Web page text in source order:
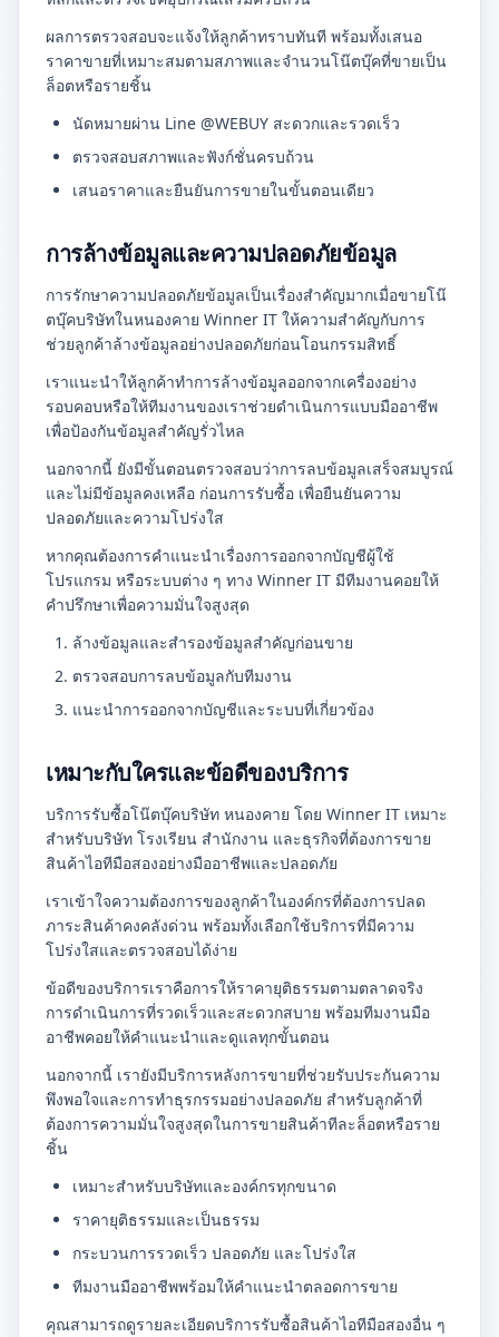
ผลการตรวจสอบจะแจ้งให้ลูกค้าทราบทันที พร้อมทั้งเสนอ
ราคาขายที่เหมาะสมตามสภาพและจำนวนโน๊ตบุ๊คที่ขายเป็น
ล็อตหรือรายชิ้น
นัดหมายผ่าน Line @WEBUY สะดวกและรวดเร็ว
ตรวจสอบสภาพและฟังก์ชั่นครบถ้วน
เสนอราคาและยืนยันการขายในขั้นตอนเดียว
การล้างข้อมูลและความปลอดภัยข้อมูล
การรักษาความปลอดภัยข้อมูลเป็นเรื่องสำคัญมากเมื่อขายโน๊
ตบุ๊คบริษัทในหนองคาย Winner IT ให้ความสำคัญกับการ
ช่วยลูกค้าล้างข้อมูลอย่างปลอดภัยก่อนโอนกรรมสิทธิ์
เราแนะนำให้ลูกค้าทำการล้างข้อมูลออกจากเครื่องอย่าง
รอบคอบหรือให้ทีมงานของเราช่วยดำเนินการแบบมืออาชีพ
เพื่อป้องกันข้อมูลสำคัญรั่วไหล
นอกจากนี้ ยังมีขั้นตอนตรวจสอบว่าการลบข้อมูลเสร็จสมบูรณ์
และไม่มีข้อมูลคงเหลือ ก่อนการรับซื้อ เพื่อยืนยันความ
ปลอดภัยและความโปร่งใส
หากคุณต้องการคำแนะนำเรื่องการออกจากบัญชีผู้ใช้
โปรแกรม หรือระบบต่าง ๆ ทาง Winner IT มีทีมงานคอยให้
คำปรึกษาเพื่อความมั่นใจสูงสุด
ล้างข้อมูลและสำรองข้อมูลสำคัญก่อนขาย
ตรวจสอบการลบข้อมูลกับทีมงาน
แนะนำการออกจากบัญชีและระบบที่เกี่ยวข้อง
เหมาะกับใครและข้อดีของบริการ
บริการรับซื้อโน๊ตบุ๊คบริษัท หนองคาย โดย Winner IT เหมาะ
สำหรับบริษัท โรงเรียน สำนักงาน และธุรกิจที่ต้องการขาย
สินค้าไอทีมือสองอย่างมืออาชีพและปลอดภัย
เราเข้าใจความต้องการของลูกค้าในองค์กรที่ต้องการปลด
ภาระสินค้าคงคลังด่วน พร้อมทั้งเลือกใช้บริการที่มีความ
โปร่งใสและตรวจสอบได้ง่าย
ข้อดีของบริการเราคือการให้ราคายุติธรรมตามตลาดจริง
การดำเนินการที่รวดเร็วและสะดวกสบาย พร้อมทีมงานมือ
อาชีพคอยให้คำแนะนำและดูแลทุกขั้นตอน
นอกจากนี้ เรายังมีบริการหลังการขายที่ช่วยรับประกันความ
พึงพอใจและการทำธุรกรรมอย่างปลอดภัย สำหรับลูกค้าที่
ต้องการความมั่นใจสูงสุดในการขายสินค้าทีละล็อตหรือราย
ชิ้น
เหมาะสำหรับบริษัทและองค์กรทุกขนาด
ราคายุติธรรมและเป็นธรรม
กระบวนการรวดเร็ว ปลอดภัย และโปร่งใส
ทีมงานมืออาชีพพร้อมให้คำแนะนำตลอดการขาย
คุณสามารถดูรายละเอียดบริการรับซื้อสินค้าไอทีมือสองอื่น ๆ